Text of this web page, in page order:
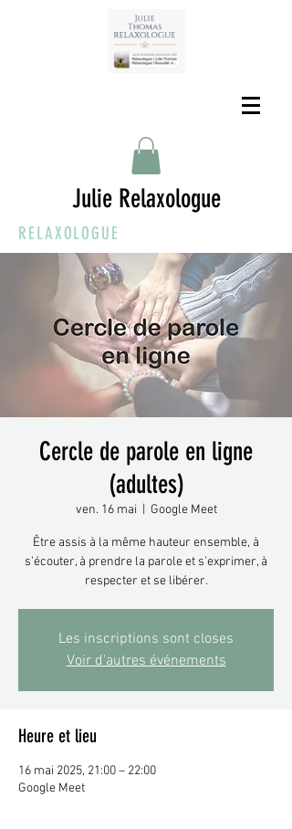
Julie Relaxologue
RELAXOLOGUE
Cercle de parole en ligne
(adultes)
ven. 16 mai Google Meet
Être assis à la même hauteur ensemble, à
s'écouter, à prendre la parole et s'exprimer, à
respecter et se libérer.
Les inscriptions sont closes
Voir d'autres événements
Heure et lieu
16 mai 2025, 21:00 – 22:00
Google Meet